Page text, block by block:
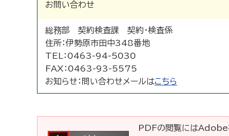
お問い合わせ
総務部 契約検査課 契約・検査係
住所：伊勢原市田中348番地
TEL： 0463-94-5030
FAX： 0463-93-5575
お知らせ： 問い合わせメールはこちら
PDFの閲覧にはAdobe